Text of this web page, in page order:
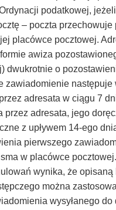
podatkowej,
– poczta przechowuje
placówce pocztowej.
awiza
dwukrotnie o
zawiadomienie następuje
adresata w ciągu 7
przez adresata, jego
z upływem 14-ego
pierwszego
w placówce pocztowej.
wynika, że opisaną
można
wysyłanego do